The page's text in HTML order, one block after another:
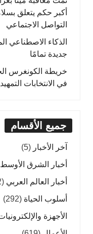
أكبر حكم يتعلق
التواصل الاجتماعي
الذكاء
جديدة تمامًا
خريطة الكونغرس
في الانتخابات
جميع الأقسام
آخر الأخبار (5)
أخبار الشرق الأوسط
أخبار العالم العربي (172)
أسلوب الحياة (292)
الأجهزة